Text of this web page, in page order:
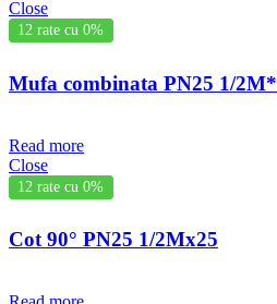
Close
12 rate cu 0%
Mufa combinata PN25 1/
Read more
Close
12 rate cu 0%
Cot 90° PN25 1/2Mx25